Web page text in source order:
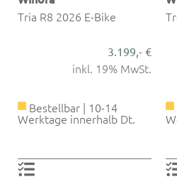
Tria R8 2026 E-Bike
3.199,- €
inkl. 19% MwSt.
Bestellbar | 10-14
Werktage innerhalb Dt.